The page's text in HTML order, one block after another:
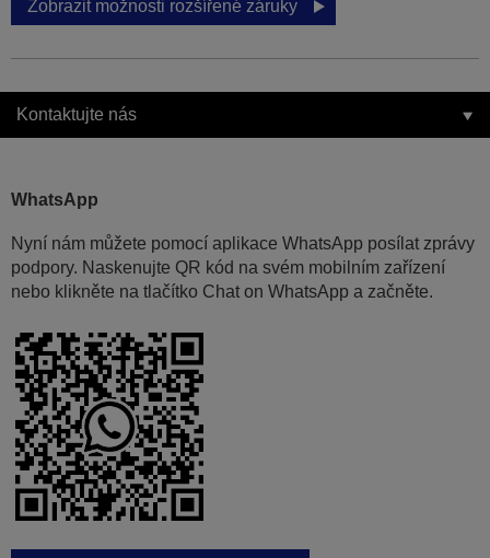
Zobrazit možnosti rozšířené záruky
Kontaktujte nás
WhatsApp
Nyní nám můžete pomocí aplikace WhatsApp posílat zprávy
podpory. Naskenujte QR kód na svém mobilním zařízení
nebo klikněte na tlačítko Chat on WhatsApp a začněte.